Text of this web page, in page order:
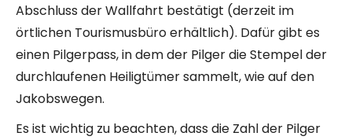
Abschluss der Wallfahrt bestätigt (derzeit im
örtlichen Tourismusbüro erhältlich). Dafür gibt es
einen Pilgerpass, in dem der Pilger die Stempel der
durchlaufenen Heiligtümer sammelt, wie auf den
Jakobswegen.
Es ist wichtig zu beachten, dass die Zahl der Pilger